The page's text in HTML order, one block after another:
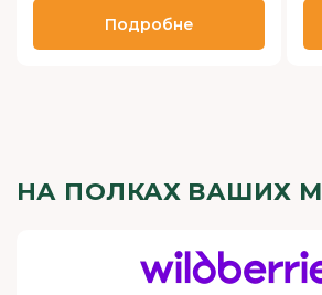
Подробне
НА ПОЛКАХ ВАШИХ